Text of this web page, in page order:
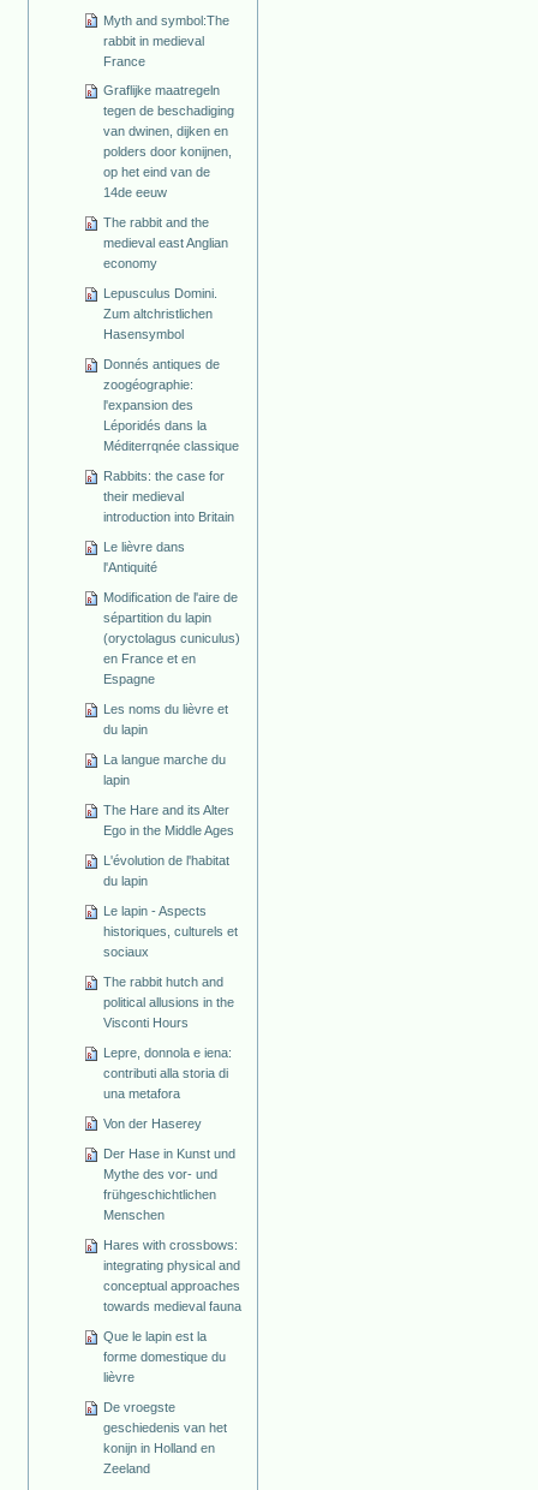
Myth and symbol:The
rabbit in medieval
France
Graflijke maatregeln
tegen de beschadiging
van dwinen, dijken en
polders door konijnen,
op het eind van de
14de eeuw
The rabbit and the
medieval east Anglian
economy
Lepusculus Domini.
Zum altchristlichen
Hasensymbol
Donnés antiques de
zoogéographie:
l'expansion des
Léporidés dans la
Méditerrqnée classique
Rabbits: the case for
their medieval
introduction into Britain
Le lièvre dans
l'Antiquité
Modification de l'aire de
sépartition du lapin
(oryctolagus cuniculus)
en France et en
Espagne
Les noms du lièvre et
du lapin
La langue marche du
lapin
The Hare and its Alter
Ego in the Middle Ages
L'évolution de l'habitat
du lapin
Le lapin - Aspects
historiques, culturels et
sociaux
The rabbit hutch and
political allusions in the
Visconti Hours
Lepre, donnola e iena:
contributi alla storia di
una metafora
Von der Haserey
Der Hase in Kunst und
Mythe des vor- und
frühgeschichtlichen
Menschen
Hares with crossbows:
integrating physical and
conceptual approaches
towards medieval fauna
Que le lapin est la
forme domestique du
lièvre
De vroegste
geschiedenis van het
konijn in Holland en
Zeeland